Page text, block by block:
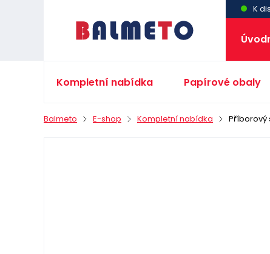
K
Kompletní nabídka Papírové obaly
Balmeto E-shop Kompletní nabídka Příborový